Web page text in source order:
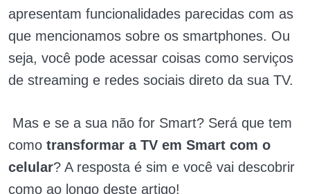
apresentam funcionalidades parecidas com as
que mencionamos sobre os smartphones. Ou
seja, você pode acessar coisas como serviços
de streaming e redes sociais direto da sua TV.
Mas e se a sua não for Smart? Será que tem
como transformar a TV em Smart com o
celular? A resposta é sim e você vai descobrir
como ao longo deste artigo!